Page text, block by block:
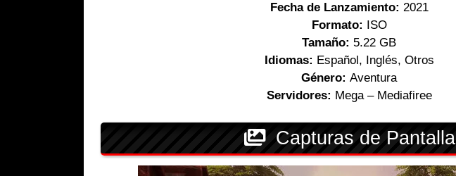
Fecha de Lanzamiento: 2021
Formato: ISO
Tamaño: 5.22 GB
Idiomas: Español, Inglés, Otros
Género:Aventura
Servidores: Mega – Mediafiree
Capturas de Pantalla